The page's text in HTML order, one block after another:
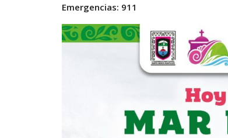
Emergencias: 911